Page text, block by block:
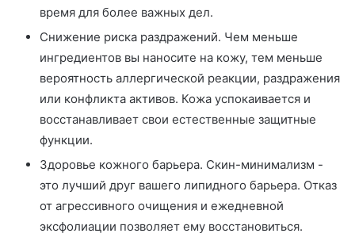
время для более важных дел.
Снижение риска раздражений. Чем меньше
ингредиентов вы наносите на кожу, тем меньше
вероятность аллергической реакции, раздражения
или конфликта активов. Кожа успокаивается и
восстанавливает свои естественные защитные
функции.
Здоровье кожного барьера. Скин-минимализм -
это лучший друг вашего липидного барьера. Отказ
от агрессивного очищения и ежедневной
эксфолиации позволяет ему восстановиться.